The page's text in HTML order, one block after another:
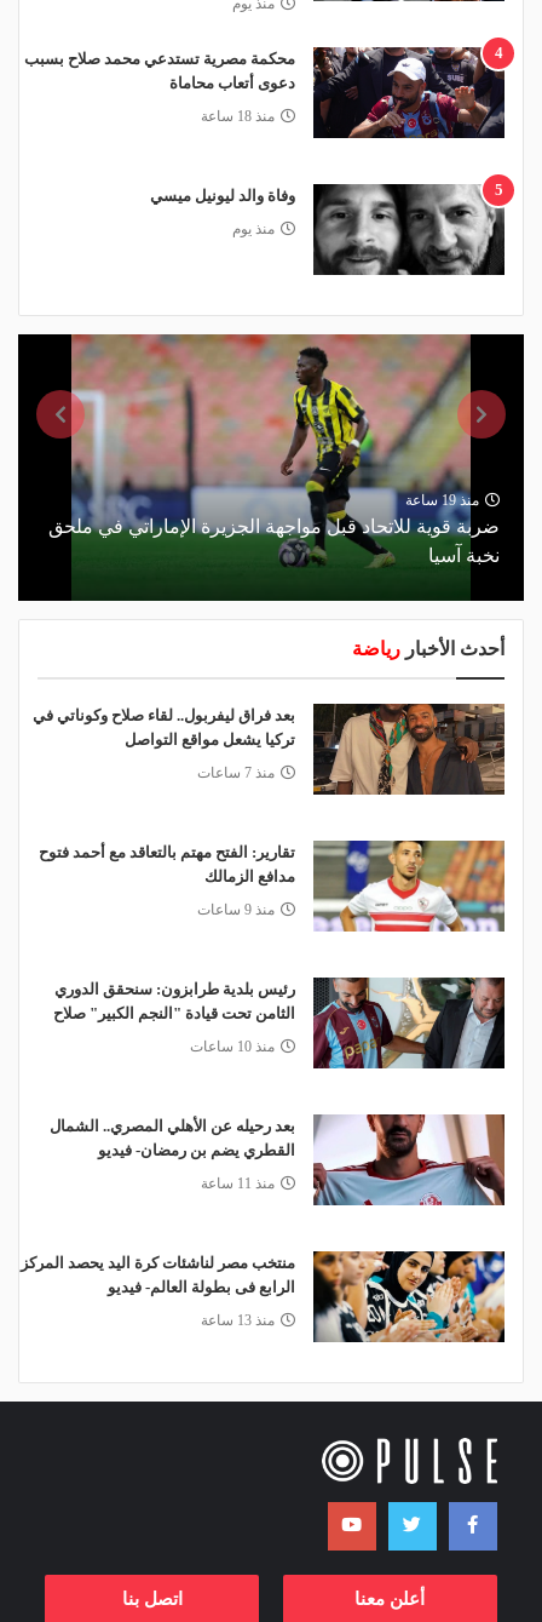
منذ يوم
4
محكمة مصرية تستدعي محمد صلاح بسبب
دعوى أتعاب محاماة
منذ 18 ساعة
5 وفاة والد ليونيل ميسي
منذ يوم
منذ 19 ساعة
ضربة قوية للاتحاد قبل مواجهة الجزيرة الإماراتي في ملحق
نخبة آسيا
أحدث الأخبار رياضة
بعد فراق ليفربول.. لقاء صلاح وكوناتي في
تركيا يشعل مواقع التواصل
منذ 7 ساعات
تقارير: الفتح مهتم بالتعاقد مع أحمد فتوح
مدافع الزمالك
منذ 9 ساعات
رئيس بلدية طرابزون: سنحقق الدوري
الثامن تحت قيادة "النجم الكبير" صلاح
منذ 10 ساعات
بعد رحيله عن الأهلي المصري.. الشمال
القطري يضم بن رمضان- فيديو
منذ 11 ساعة
منتخب مصر لناشئات كرة اليد يحصد المركز
الرابع فى بطولة العالم- فيديو
منذ 13 ساعة
أعلن معنا اتصل بنا